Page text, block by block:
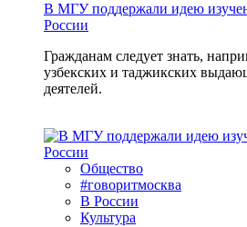
В МГУ поддержали идею
России
Гражданам следует знать,
узбекских и таджикских
деятелей.
Общество
#говоритмосква
В России
Культура